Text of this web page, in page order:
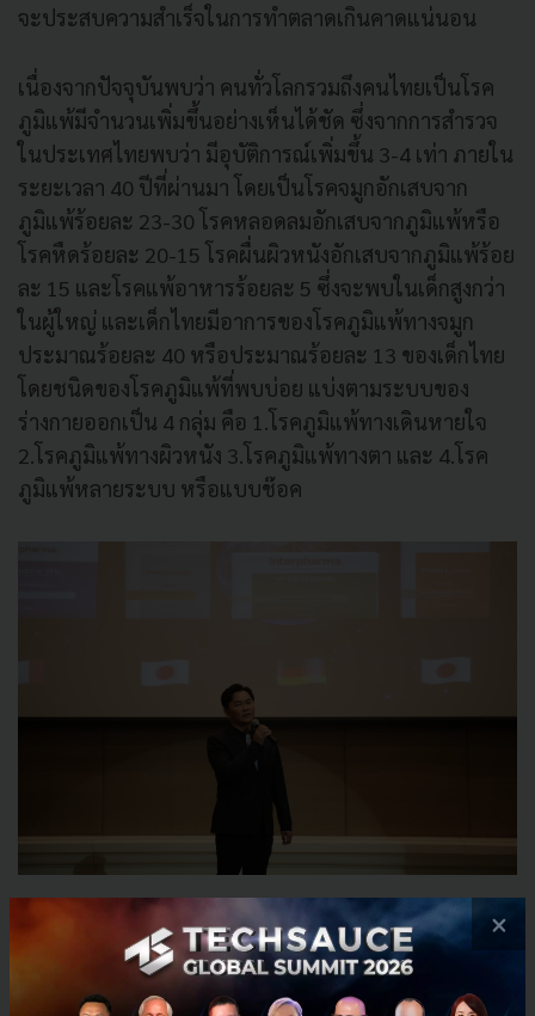
จะประสบความสำเร็จในการทำตลาดเกินคาดแน่นอน
เนื่องจากปัจจุบันพบว่า คนทั่วโลกรวมถึงคนไทยเป็นโรค
ภูมิแพ้มีจำนวนเพิ่มขึ้นอย่างเห็นได้ชัด ซึ่งจากการสำรวจ
ในประเทศไทยพบว่า มีอุบัติการณ์เพิ่มขึ้น 3-4 เท่า ภายใน
ระยะเวลา 40 ปีที่ผ่านมา โดยเป็นโรคจมูกอักเสบจาก
ภูมิแพ้ร้อยละ 23-30 โรคหลอดลมอักเสบจากภูมิแพ้หรือ
โรคหืดร้อยละ 20-15 โรคผื่นผิวหนังอักเสบจากภูมิแพ้ร้อย
ละ 15 และโรคแพ้อาหารร้อยละ 5 ซึ่งจะพบในเด็กสูงกว่า
ในผู้ใหญ่ และเด็กไทยมีอาการของโรคภูมิแพ้ทางจมูก
ประมาณร้อยละ 40 หรือประมาณร้อยละ 13 ของเด็กไทย
โดยชนิดของโรคภูมิแพ้ที่พบบ่อย แบ่งตามระบบของ
ร่างกายออกเป็น 4 กลุ่ม คือ 1.โรคภูมิแพ้ทางเดินหายใจ
2.โรคภูมิแพ้ทางผิวหนัง 3.โรคภูมิแพ้ทางตา และ 4.โรค
ภูมิแพ้หลายระบบ หรือแบบช๊อค
“สิ้นปี 2564 นี้ บริษัทฯ ตั้งเป้ายอดขายผลิตภัณฑ์ทั้ง 4 ตัว
น่าจะมีไม่ต่ำกว่า 60 ล้านบาท แบ่งเป็นผลิตภัณฑ์
ProBiota BL 30 ล้านบาท ,ผลิตภัณฑ์ ProImmo 10 ล้าน
×